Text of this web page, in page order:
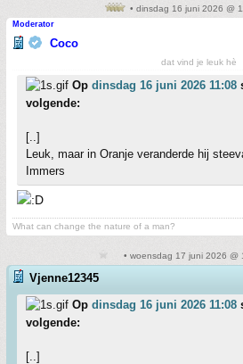
• dinsdag 16 juni 2026 @
Moderator
Coco
dat vind je leuk hè
Op dinsdag 16 juni 2026 11:08
volgende:
[..]
Leuk, maar in Oranje veranderde hij
Immers
What can change the nature of a man?
• woensdag 17 juni 2026 @
Vjenne12345
Op dinsdag 16 juni 2026 11:08
volgende:
[..]